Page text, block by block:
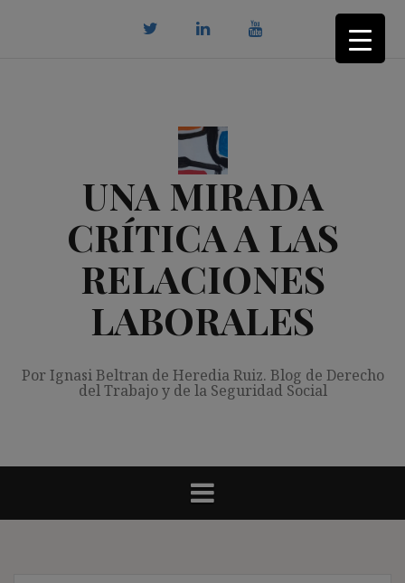
UNA MIRADA
CRÍTICA A LAS
RELACIONES
LABORALES
Por Ignasi Beltran de Heredia Ruiz. Blog de Derecho
del Trabajo y de la Seguridad Social